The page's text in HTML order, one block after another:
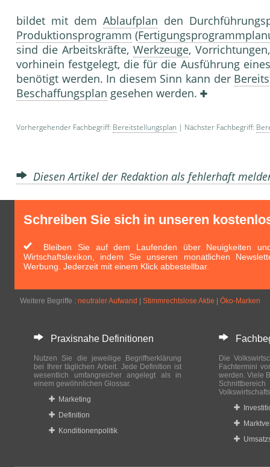
bildet mit dem Ablaufplan den
Produktionsprogramm (
sind die Arbeitskräfte, Werkzeuge,
vorhinein festgelegt, die für die Ausführung
benötigt werden. In diesem Sinn kann der
Beschaffungsplan gesehen werden.
Vorhergehender Fachbegriff: Bereitstellungsplan | Nächster Fachbegriff:
Diesen Artikel der Redaktion als fehlerhaft
Schreiben Sie sich in unseren
Bleiben Sie auf dem Laufenden über Neuigkeiten
Wirtschaftslexikon, indem Sie unseren monatlichen
Werbung. Jederzeit mit einem Klick abbestellbar.
Weitere Begriffe : neutraler Aufwand Stimmrechtslose Aktie Öko-Marken
Praxisnahe Definitionen
Nutzen Sie die jeweilige Begriffserklärung
bei Ihrer täglichen Arbeit. Jede Definition ist
wesentlich umfangreicher angelegt als in
einem gewöhnlichen Glossar.
Marketing
Definition
Konditionenpolitik
Die
Fachtermini
werden. Viele